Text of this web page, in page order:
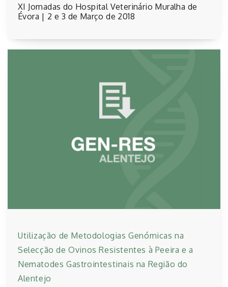
XI Jornadas do Hospital Veterinário Muralha de
Évora | 2 e 3 de Março de 2018
Utilização de Metodologias Genómicas na
Selecção de Ovinos Resistentes à Peeira e a
Nematodes Gastrointestinais na Região do
Alentejo